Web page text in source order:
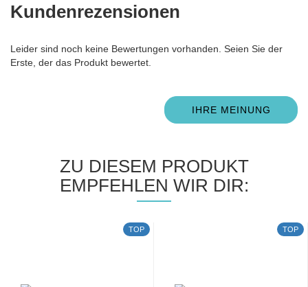
Kundenrezensionen
Leider sind noch keine Bewertungen vorhanden. Seien Sie der
Erste, der das Produkt bewertet.
IHRE MEINUNG
ZU DIESEM PRODUKT
EMPFEHLEN WIR DIR:
TOP TOP